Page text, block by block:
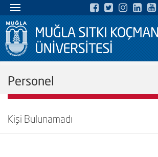
Personel
Kişi Bulunamadı